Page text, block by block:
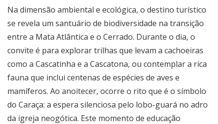
Na dimensão ambiental e ecológica, o destino turístico
se revela um santuário de biodiversidade na transição
entre a Mata Atlântica e o Cerrado. Durante o dia, o
convite é para explorar trilhas que levam a cachoeiras
como a Cascatinha e a Cascatona, ou contemplar a rica
fauna que inclui centenas de espécies de aves e
mamíferos. Ao anoitecer, ocorre o rito que é o símbolo
do Caraça: a espera silenciosa pelo lobo-guará no adro
da igreja neogótica. Este momento de educação